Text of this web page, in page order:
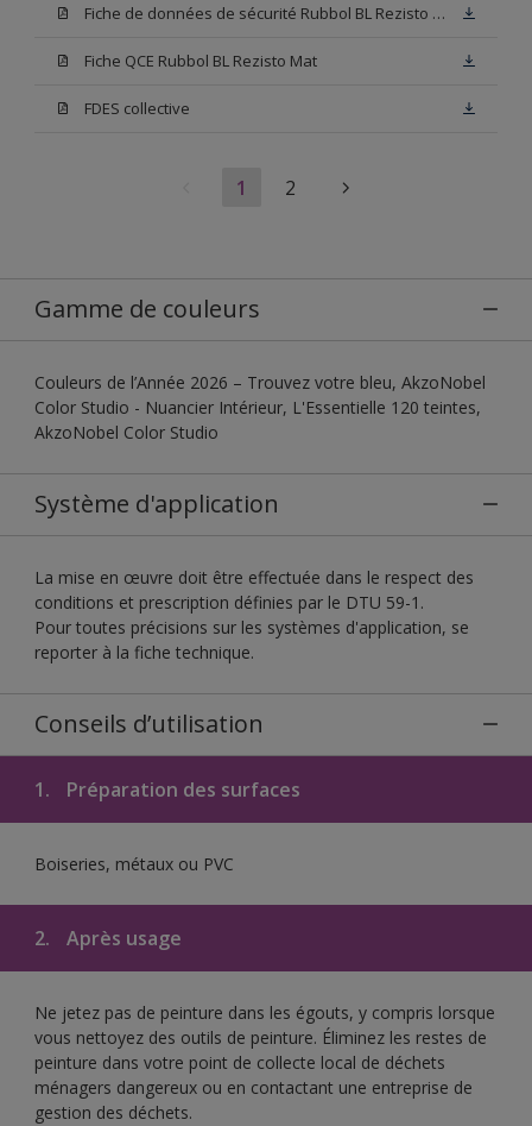
Fiche de données de sécurité Rubbol BL Rezisto Mat Base N00
Fiche QCE Rubbol BL Rezisto Mat
FDES collective
1 2
Gamme de couleurs
Couleurs de l’Année 2026 – Trouvez votre bleu, AkzoNobel
Color Studio - Nuancier Intérieur, L'Essentielle 120 teintes,
AkzoNobel Color Studio
Système d'application
La mise en œuvre doit être effectuée dans le respect des
conditions et prescription définies par le DTU 59-1.
Pour toutes précisions sur les systèmes d'application, se
reporter à la fiche technique.
Conseils d’utilisation
1. Préparation des surfaces
Boiseries, métaux ou PVC
2. Après usage
Ne jetez pas de peinture dans les égouts, y compris lorsque
vous nettoyez des outils de peinture. Éliminez les restes de
peinture dans votre point de collecte local de déchets
ménagers dangereux ou en contactant une entreprise de
gestion des déchets.